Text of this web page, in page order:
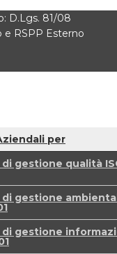
D.Lgs. 81/08
e RSPP Esterno
per
di gestione qualità
di gestione
di gestione